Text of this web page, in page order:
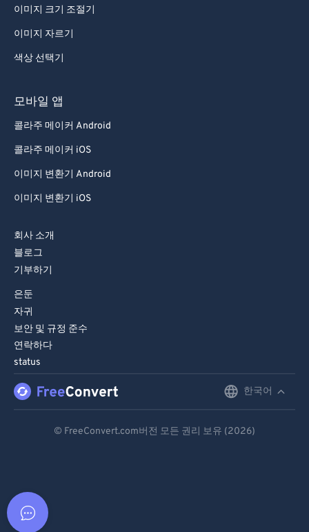
이미지 크기 조절기
이미지 자르기
색상 선택기
모바일 앱
콜라주 메이커 Android
콜라주 메이커 iOS
이미지 변환기 Android
이미지 변환기 iOS
회사 소개
블로그
기부하기
은둔
자귀
보안 및 규정 준수
연락하다
status
한국어
© FreeConvert.com버전 모든 권리 보유 (2026)